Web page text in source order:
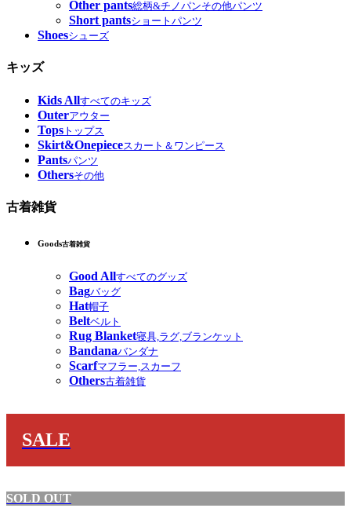
Other pants総柄&チノパンその他パンツ
Short pantsショートパンツ
Shoesシューズ
キッズ
Kids Allすべてのキッズ
Outerアウター
Tops トップス
Skirt&Onepieceスカート＆ワンピース
Pantsパンツ
Othersその他
古着雑貨
Goods古着雑貨
Good Allすべてのグッズ
Bagバッグ
Hat帽子
Beltベルト
Rug Blanket寝具,ラグ,ブランケット
Bandanaバンダナ
Scarfマフラー,スカーフ
Others古着雑貨
SALE
SOLD OUT